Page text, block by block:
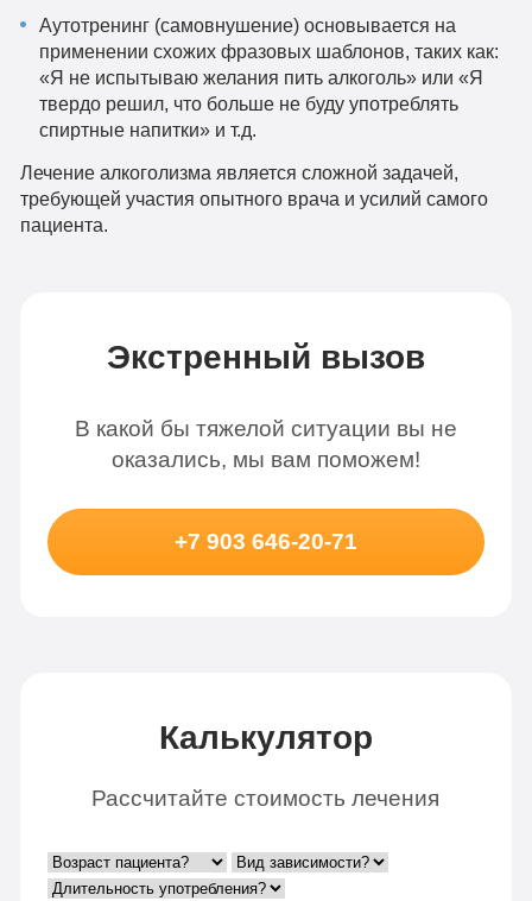
Аутотренинг (самовнушение) основывается на
применении схожих фразовых шаблонов, таких как:
«Я не испытываю желания пить алкоголь» или «Я
твердо решил, что больше не буду употреблять
спиртные напитки» и т.д.
Лечение алкоголизма является сложной задачей,
требующей участия опытного врача и усилий самого
пациента.
Экстренный вызов
В какой бы тяжелой ситуации вы не
оказались, мы вам поможем!
+7 903 646-20-71
Калькулятор
Рассчитайте стоимость лечения